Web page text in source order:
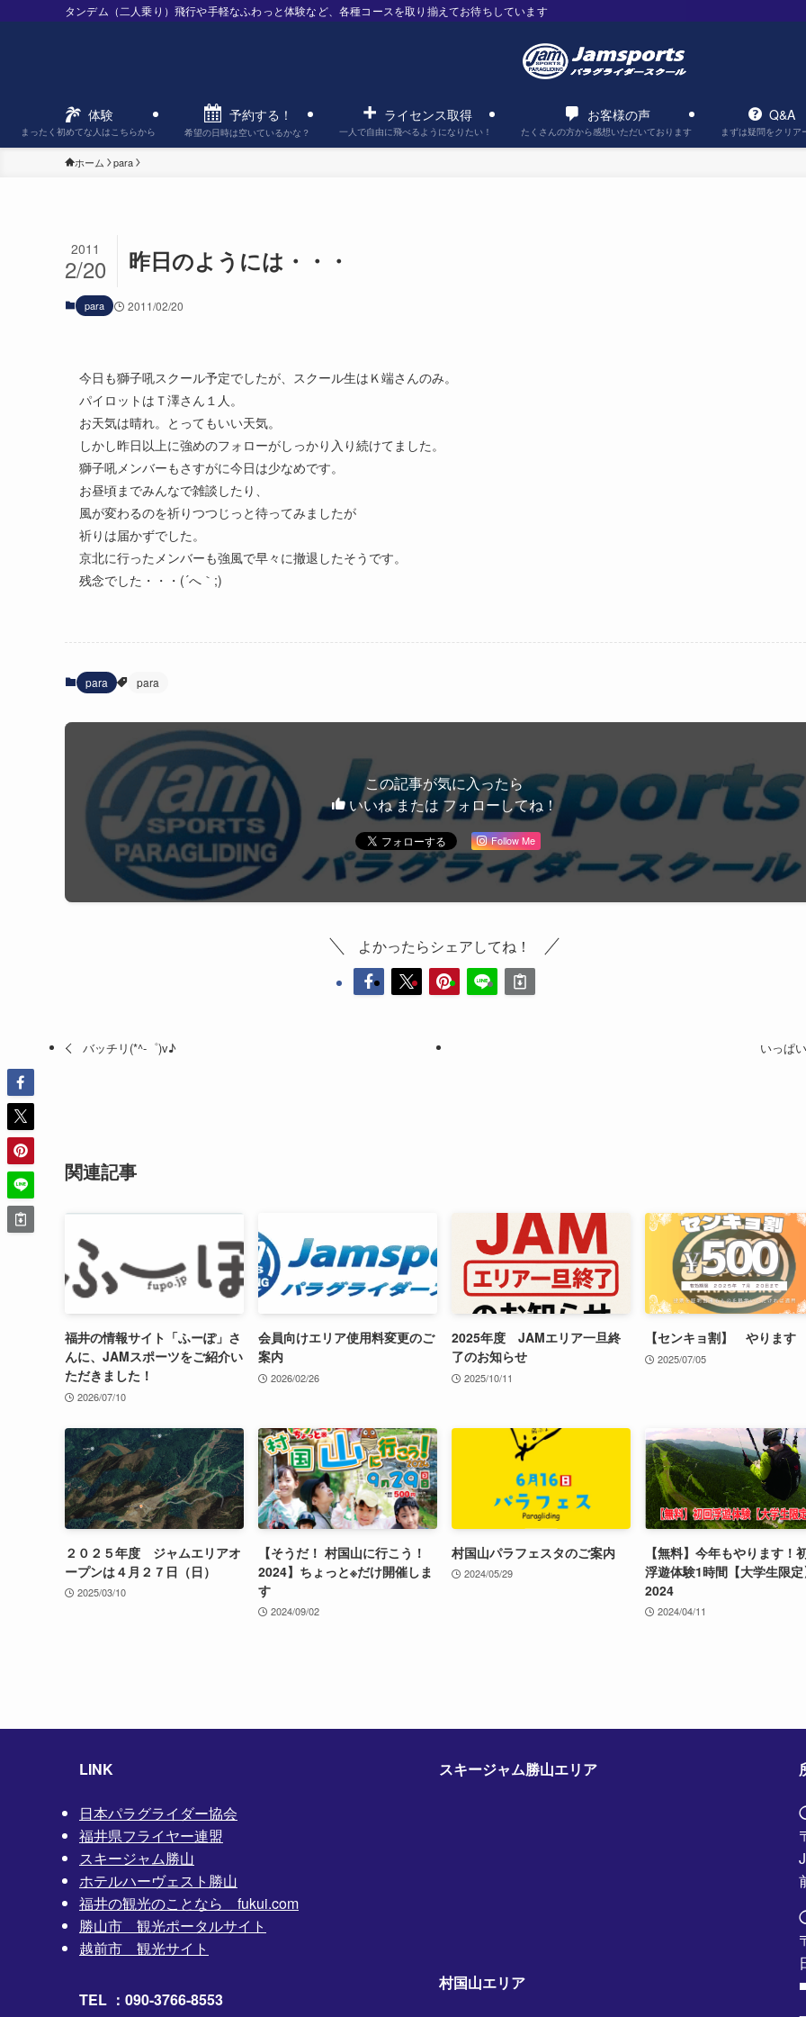
タンデム（二人乗り）飛行や手軽なふわっと体験など、各種コースを取り揃えてお待ちしています
体験
まったく初めてな人はこちらから
予約する！
希望の日時は空いているかな？
ライセンス取得
一人で自由に飛べるようになりたい！
お客様の声
たくさんの方から感想いただいております
Q&A
まずは疑問をクリア
ホーム para
昨日のようには・・・
2011
2/20
para 2011/02/20
今日も獅子吼スクール予定でしたが、スクール生はＫ端さんのみ。
パイロットはＴ澤さん１人。
お天気は晴れ。とってもいい天気。
しかし昨日以上に強めのフォローがしっかり入り続けてました。
獅子吼メンバーもさすがに今日は少なめです。
お昼頃までみんなで雑談したり、
風が変わるのを祈りつつじっと待ってみましたが
祈りは届かずでした。
京北に行ったメンバーも強風で早々に撤退したそうです。
残念でした・・・(´へ｀;)
para para
この記事が気に入ったら
いいね または フォローしてね！
Follow Me
よかったらシェアしてね！
バッチリ(*^-゜)v♪ いっぱい
関連記事
福井の情報サイト「ふーぽ」さ
んに、JAMスポーツをご紹介い
ただきました！
2026/07/10
会員向けエリア使用料変更のご
案内
2026/02/26
2025年度 JAMエリア一旦終
了のお知らせ
2025/10/11
【センキョ割】 やります
2025/07/05
２０２５年度 ジャムエリアオ
ープンは４月２７日（日）
2025/03/10
【そうだ！ 村国山に行こう！
2024】ちょっと※だけ開催しま
す
2024/09/02
村国山パラフェスタのご案内
2024/05/29
【無料】今年もやります！
浮遊体験1時間【大学生限
2024
2024/04/11
LINK
日本パラグライダー協会
福井県フライヤー連盟
スキージャム勝山
ホテルハーヴェスト勝山
福井の観光のことなら fukui.com
勝山市 観光ポータルサイト
越前市 観光サイト
TEL ：090-3766-8553
スキージャム勝山エリア
村国山エリア